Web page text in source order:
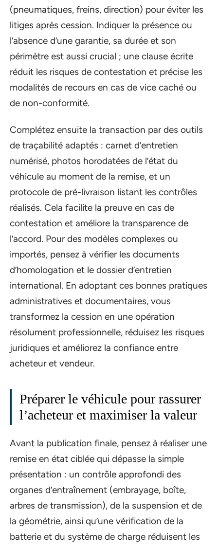
(pneumatiques, freins, direction) pour éviter les
litiges après cession. Indiquer la présence ou
l’absence d’une garantie, sa durée et son
périmètre est aussi crucial ; une clause écrite
réduit les risques de contestation et précise les
modalités de recours en cas de vice caché ou
de non-conformité.
Complétez ensuite la transaction par des outils
de traçabilité adaptés : carnet d’entretien
numérisé, photos horodatées de l’état du
véhicule au moment de la remise, et un
protocole de pré-livraison listant les contrôles
réalisés. Cela facilite la preuve en cas de
contestation et améliore la transparence de
l’accord. Pour des modèles complexes ou
importés, pensez à vérifier les documents
d’homologation et le dossier d’entretien
international. En adoptant ces bonnes pratiques
administratives et documentaires, vous
transformez la cession en une opération
résolument professionnelle, réduisez les risques
juridiques et améliorez la confiance entre
acheteur et vendeur.
Préparer le véhicule pour rassurer
l’acheteur et maximiser la valeur
Avant la publication finale, pensez à réaliser une
remise en état ciblée qui dépasse la simple
présentation : un contrôle approfondi des
organes d’entraînement (embrayage, boîte,
arbres de transmission), de la suspension et de
la géométrie, ainsi qu’une vérification de la
batterie et du système de charge réduisent les